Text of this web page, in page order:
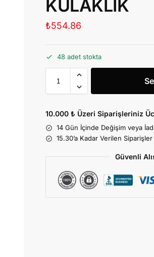
KULAKLIK
₺554.86
48 adet stokta
10.000 ₺ Üzeri Siparişleriniz
14 Gün İçinde Değişim veya
15.30’a Kadar Verilen
Güvenli